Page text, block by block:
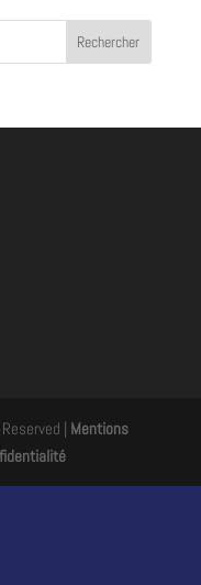
Reserved | Mentions